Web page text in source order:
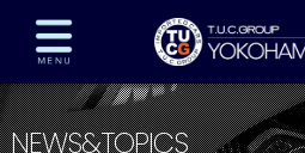
在庫車両情報 保証&サービ
NEWS&TOPICS